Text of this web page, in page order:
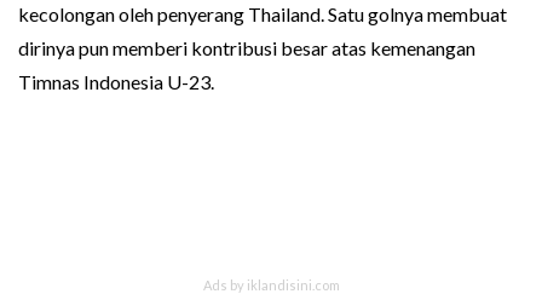
kecolongan oleh penyerang Thailand. Satu golnya membuat
dirinya pun memberi kontribusi besar atas kemenangan
Timnas Indonesia U-23.